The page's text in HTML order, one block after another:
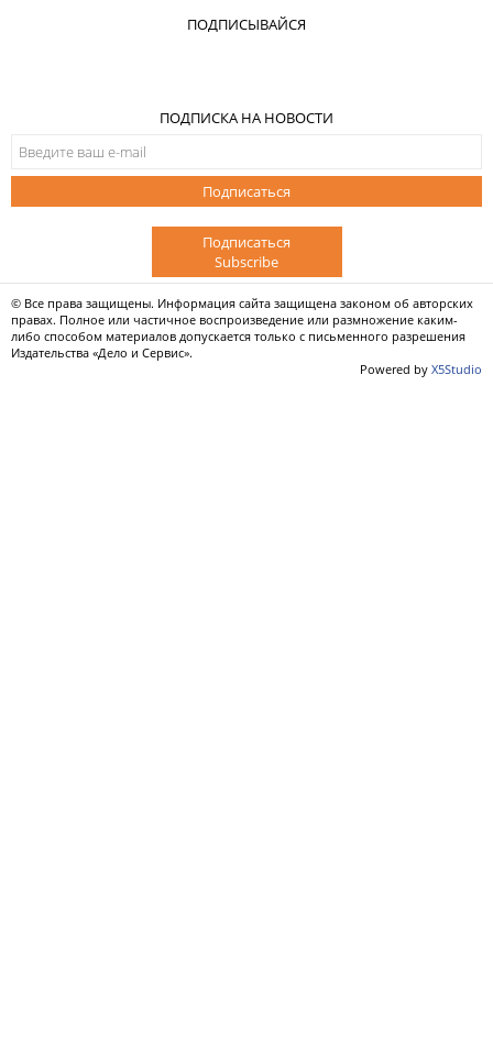
ПОДПИСЫВАЙСЯ
ПОДПИСКА НА НОВОСТИ
Подписаться
Подписаться
Subscribe
© Все права защищены. Информация сайта защищена законом об авторских
правах. Полное или частичное воспроизведение или размножение каким-
либо способом материалов допускается только с письменного разрешения
Издательства «Дело и Сервис».
Powered by X5Studio